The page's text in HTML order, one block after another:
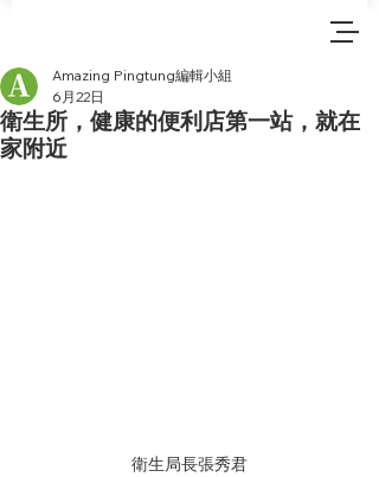
衛生所，健康的便利店第一站，就在
家附近
Amazing Pingtung編輯小組
6月22日
衛生局長張秀君